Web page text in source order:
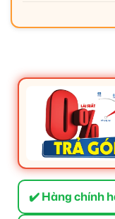
✔️ Hàng chính